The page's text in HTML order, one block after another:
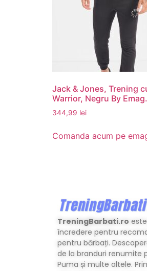
Jack & Jones, Trening
Warrior, Negru By
344,99 lei
Comanda acum pe
TreningBarbati.ro
încredere pentru
pentru bărbați.
de la branduri renumite
Puma și multe altele.